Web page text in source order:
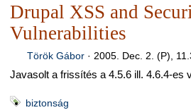
Drupal XSS and
Vulnerabilities
Török Gábor· 2005. Dec. 2. (P),
Javasolt a frissítés a 4.5.6 ill. 4.6.4-es
biztonság